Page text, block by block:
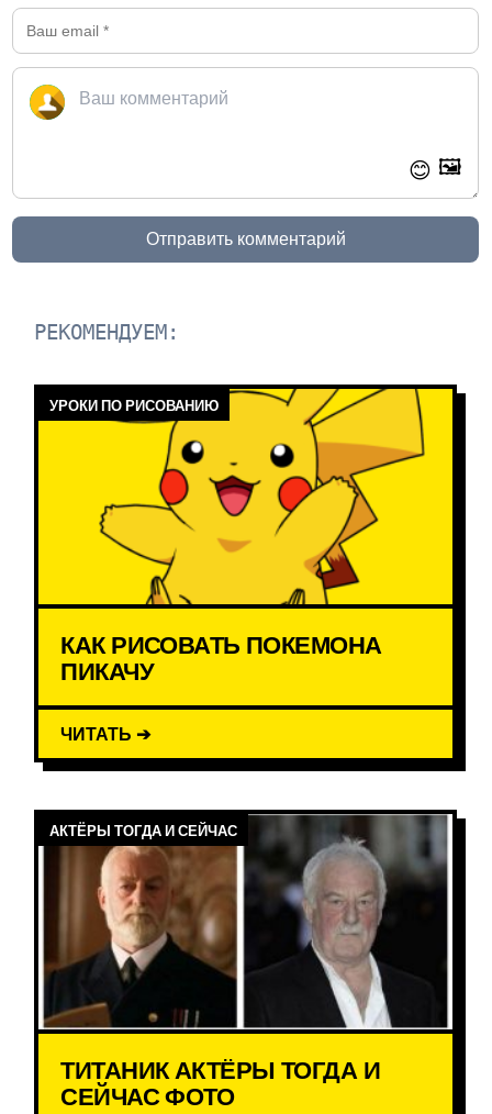
😊 🖼️
Отправить комментарий
РЕКОМЕНДУЕМ:
УРОКИ ПО РИСОВАНИЮ
КАК РИСОВАТЬ ПОКЕМОНА
ПИКАЧУ
ЧИТАТЬ ➔
АКТЁРЫ ТОГДА И СЕЙЧАС
ТИТАНИК АКТЁРЫ ТОГДА И
СЕЙЧАС ФОТО